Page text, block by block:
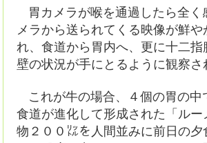
胃カメラが喉を通過したら全く
メラから送られてくる映像が鮮や
れ、食道から胃内へ、更に十二
壁の状況が手にとるように観察さ
これが牛の場合、４個の胃の中
食道が進化して形成された「ル
物２００㍑を人間並みに前日の夕